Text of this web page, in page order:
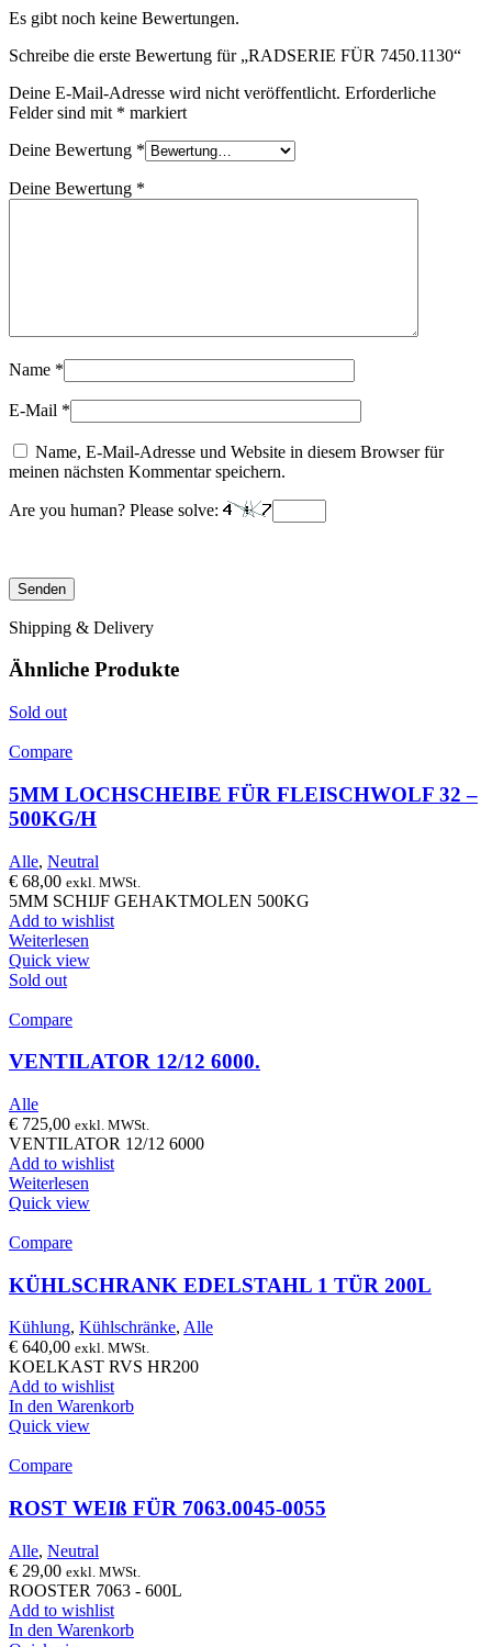
Es gibt noch keine Bewertungen.
Schreibe die erste Bewertung für „RADSERIE FÜR 7450.1130“
Deine E-Mail-Adresse wird nicht veröffentlicht. Erforderliche
Felder sind mit * markiert
Deine Bewertung *
Deine Bewertung *
Name *
E-Mail *
Name, E-Mail-Adresse und Website in diesem Browser für
meinen nächsten Kommentar speichern.
Are you human? Please solve:
Shipping & Delivery
Ähnliche Produkte
Sold out
Compare
5MM LOCHSCHEIBE FÜR FLEISCHWOLF 32 –
500KG/H
Alle, Neutral
€ 68,00 exkl. MWSt.
5MM SCHIJF GEHAKTMOLEN 500KG
Add to wishlist
Weiterlesen
Quick view
Sold out
Compare
VENTILATOR 12/12 6000.
Alle
€ 725,00 exkl. MWSt.
VENTILATOR 12/12 6000
Add to wishlist
Weiterlesen
Quick view
Compare
KÜHLSCHRANK EDELSTAHL 1 TÜR 200L
Kühlung, Kühlschränke, Alle
€ 640,00 exkl. MWSt.
KOELKAST RVS HR200
Add to wishlist
In den Warenkorb
Quick view
Compare
ROST WEIß FÜR 7063.0045-0055
Alle, Neutral
€ 29,00 exkl. MWSt.
ROOSTER 7063 - 600L
Add to wishlist
In den Warenkorb